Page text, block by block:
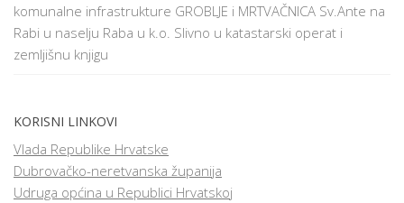
komunalne infrastrukture GROBLJE i MRTVAČNICA Sv.Ante na
Rabi u naselju Raba u k.o. Slivno u katastarski operat i
zemljišnu knjigu
KORISNI LINKOVI
Vlada Republike Hrvatske
Dubrovačko-neretvanska županija
Udruga općina u Republici Hrvatskoj